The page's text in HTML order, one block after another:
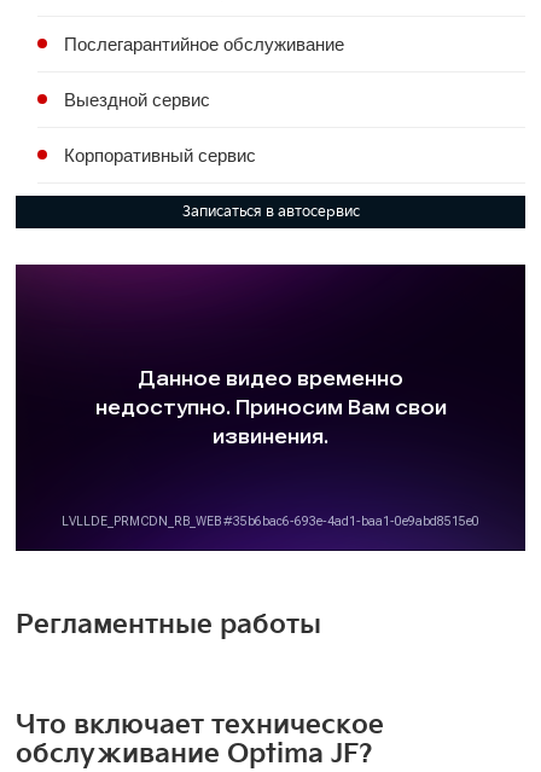
Послегарантийное обслуживание
Выездной сервис
Корпоративный сервис
Записаться в автосервис
Регламентные работы
Что включает техническое
обслуживание Optima JF?